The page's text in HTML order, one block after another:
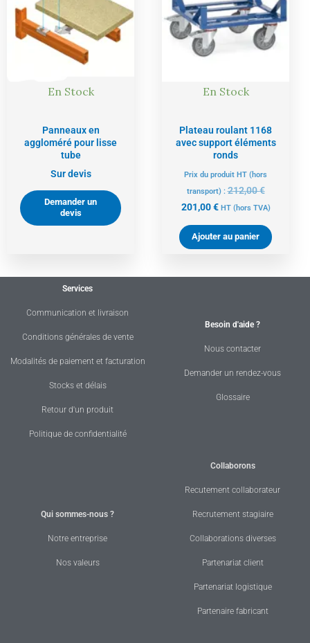
En Stock
Panneaux en
aggloméré pour lisse
tube
Sur devis
Demander un
devis
En Stock
Plateau roulant 1168
avec support éléments
ronds
Prix du produit HT (hors
transport) :212,00€
était :
212,00 €.
201,00€
est :
201,00 €.
HT (hors TVA)
Ajouter au panier
Services
Communication et livraison
Conditions générales de vente
Modalités de paiement et facturation
Stocks et délais
Retour d'un produit
Politique de confidentialité
Besoin d'aide ?
Nous contacter
Demander un rendez-vous
Glossaire
Qui sommes-nous ?
Notre entreprise
Nos valeurs
Collaborons
Recutement collaborateur
Recrutement stagiaire
Collaborations diverses
Partenariat client
Partenariat logistique
Partenaire fabricant